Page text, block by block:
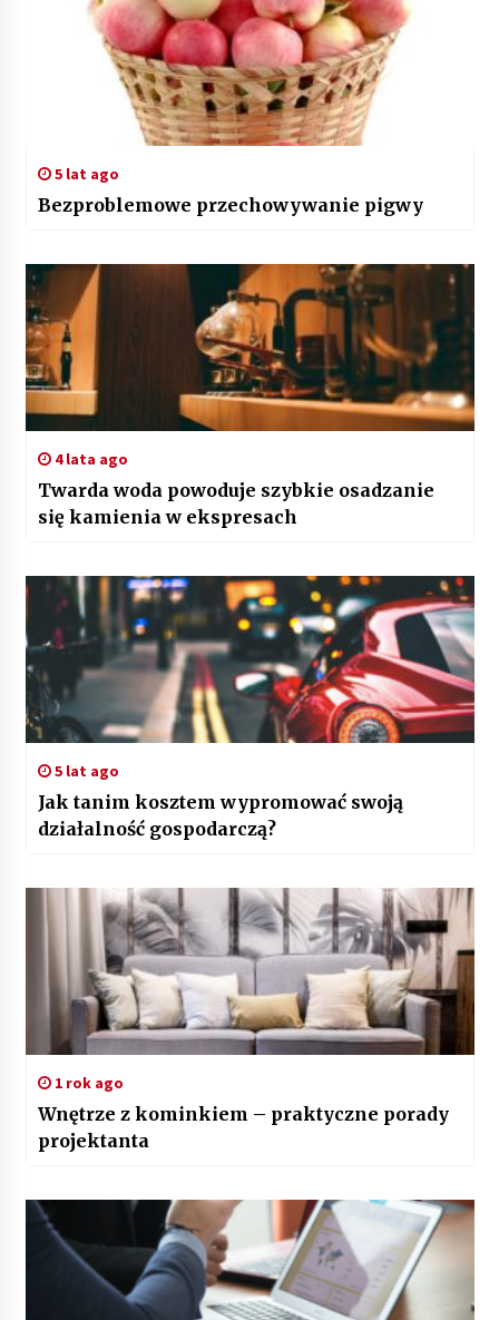
5 lat ago
Bezproblemowe przechowywanie pigwy
4 lata ago
Twarda woda powoduje szybkie osadzanie
się kamienia w ekspresach
5 lat ago
Jak tanim kosztem wypromować swoją
działalność gospodarczą?
1 rok ago
Wnętrze z kominkiem – praktyczne porady
projektanta